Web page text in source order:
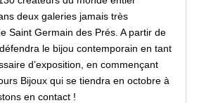
deux galeries jamais très
Saint Germain des Prés. A partir de
le bijou contemporain en tant
d’exposition, en commençant
Bijoux qui se tiendra en octobre à
en contact !